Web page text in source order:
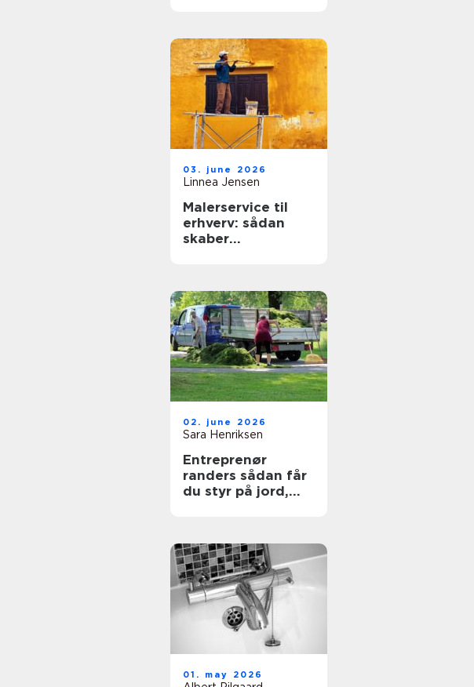
03. june 2026
Linnea Jensen
Malerservice til
erhverv: sådan
skaber
02. june 2026
Sara Henriksen
Entreprenør
randers sådan får
du styr på jord,
01. may 2026